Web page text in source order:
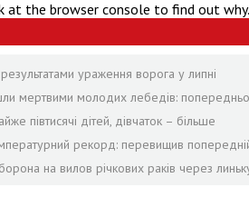
the browser console to find out why.
ураження ворога у липні
мертвими молодих лебедів:
півтисячі дітей, дівчаток – більше
рекорд: перевищив
на вилов річкових раків через